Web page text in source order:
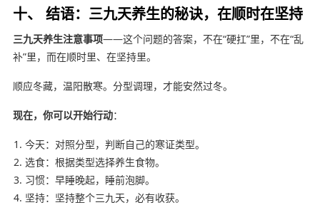
十、 结语：三九天养生的秘诀，在顺时在坚持
三九天养生注意事项——这个问题的答案，不在“硬扛”里，不在“乱
补”里，而在顺时里、在坚持里。
顺应冬藏，温阳散寒。分型调理，才能安然过冬。
现在，你可以开始行动：
今天：对照分型，判断自己的寒证类型。
选食：根据类型选择养生食物。
习惯：早睡晚起，睡前泡脚。
坚持：坚持整个三九天，必有收获。